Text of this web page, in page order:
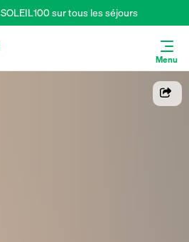
sur tous les séjours
Menu